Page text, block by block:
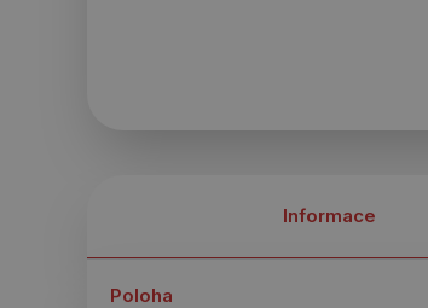
Informace
Poloha